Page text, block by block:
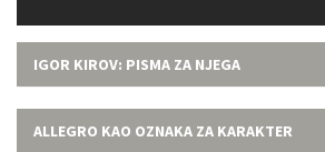
IGOR KIROV: PISMA ZA NJEGA
ALLEGRO KAO OZNAKA ZA KARAKTER